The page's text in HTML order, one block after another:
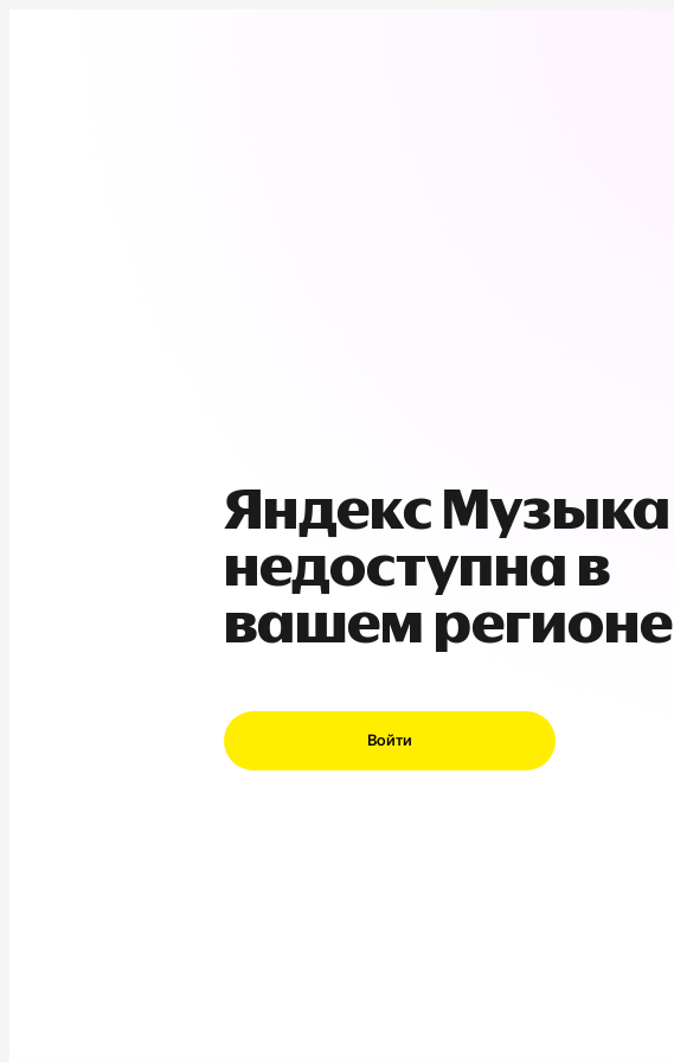
Яндекс Музыка
недоступна в
вашем регионе
Войти